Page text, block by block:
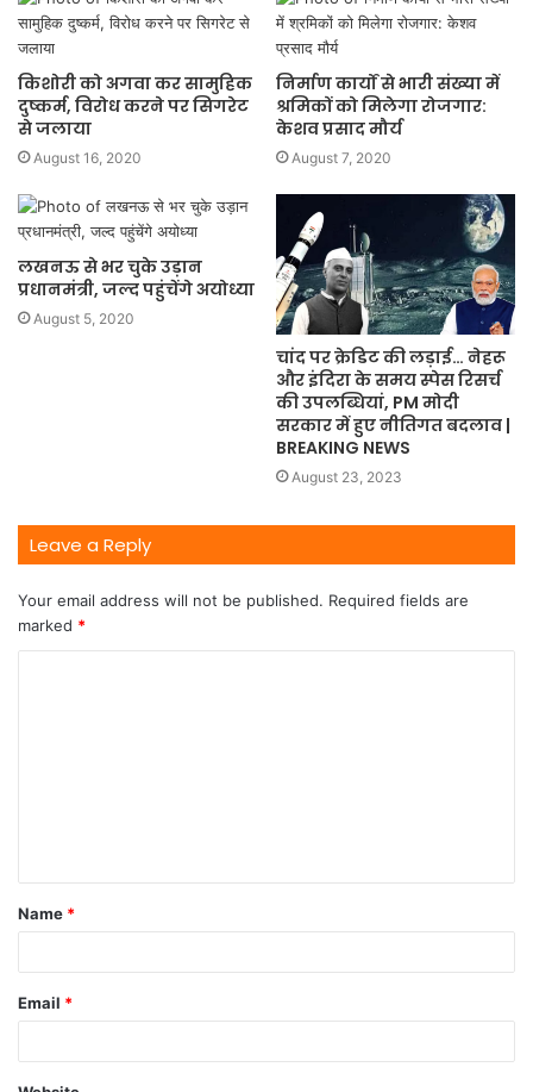
किशोरी को अगवा कर सामुहिक
दुष्कर्म, विरोध करने पर सिगरेट
से जलाया
August 16, 2020
निर्माण कार्यों से भारी संख्या में
श्रमिकों को मिलेगा रोजगार:
केशव प्रसाद मौर्य
August 7, 2020
लखनऊ से भर चुके उड़ान
प्रधानमंत्री, जल्द पहुंचेंगे अयोध्या
August 5, 2020
चांद पर क्रेडिट की लड़ाई… नेहरू
और इंदिरा के समय स्पेस रिसर्च
की उपलब्धियां, PM मोदी
सरकार में हुए नीतिगत बदलाव |
BREAKING NEWS
August 23, 2023
Leave a Reply
Your email address will not be published. Required fields are
marked *
Name *
Email *